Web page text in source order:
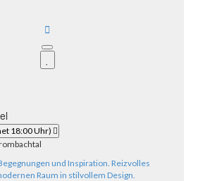
18:00 Uhr)
und Inspiration. Reizvolles
Raum in stilvollem Design.